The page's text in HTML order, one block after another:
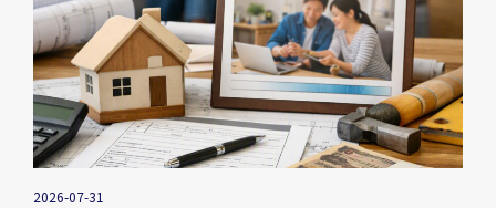
2026-07-31